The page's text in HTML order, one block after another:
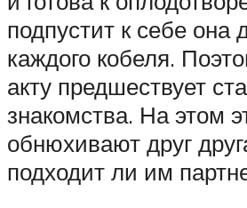
подпустит к себе она
каждого кобеля.
акту предшествует
знакомства. На этом
обнюхивают друг
подходит ли им